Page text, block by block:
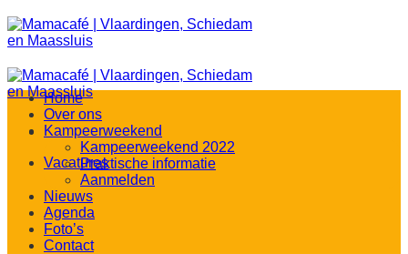
Ga
naar
inhoud
Vacatures
Home
Over ons
Kampeerweekend
Kampeerweekend 2022
Praktische informatie
Aanmelden
Nieuws
Agenda
Foto’s
Contact